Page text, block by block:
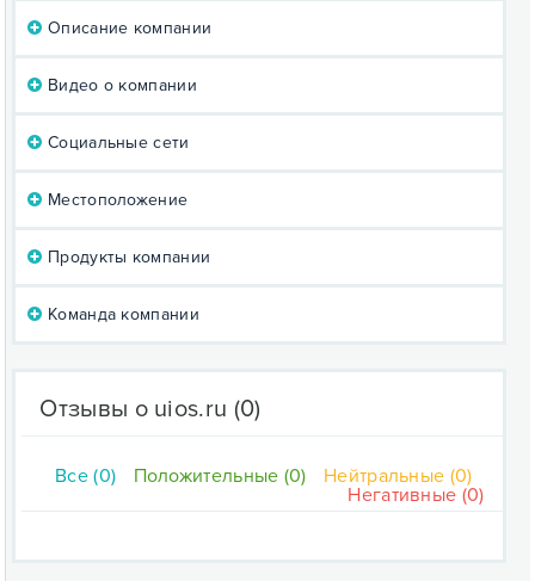
Описание компании
Видео о компании
Социальные сети
Местоположение
Продукты компании
Команда компании
Отзывы о uios.ru (0)
Все (0) Положительные (0)
Нейтральные (0)
Негативные (0)